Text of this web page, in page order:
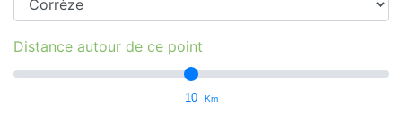
Distance autour de ce point
10 Km